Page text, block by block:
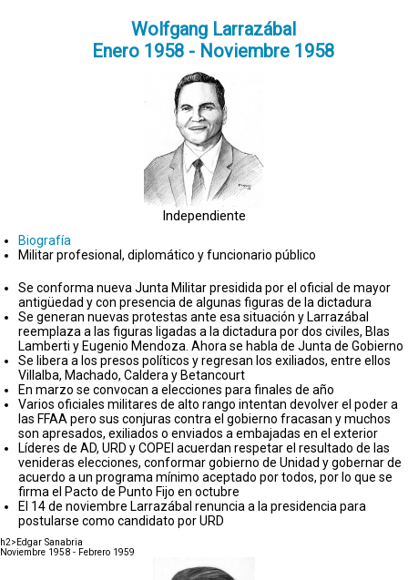
Wolfgang Larrazábal
Enero 1958 - Noviembre 1958
Independiente
Biografía
Militar profesional, diplomático y funcionario público
Se conforma nueva Junta Militar presidida por el oficial de mayor
antigüedad y con presencia de algunas figuras de la dictadura
Se generan nuevas protestas ante esa situación y Larrazábal
reemplaza a las figuras ligadas a la dictadura por dos civiles, Blas
Lamberti y Eugenio Mendoza. Ahora se habla de Junta de Gobierno
Se libera a los presos políticos y regresan los exiliados, entre ellos
Villalba, Machado, Caldera y Betancourt
En marzo se convocan a elecciones para finales de año
Varios oficiales militares de alto rango intentan devolver el poder a
las FFAA pero sus conjuras contra el gobierno fracasan y muchos
son apresados, exiliados o enviados a embajadas en el exterior
Líderes de AD, URD y COPEI acuerdan respetar el resultado de las
venideras elecciones, conformar gobierno de Unidad y gobernar de
acuerdo a un programa mínimo aceptado por todos, por lo que se
firma el Pacto de Punto Fijo en octubre
El 14 de noviembre Larrazábal renuncia a la presidencia para
postularse como candidato por URD
h2>Edgar Sanabria
Noviembre 1958 - Febrero 1959